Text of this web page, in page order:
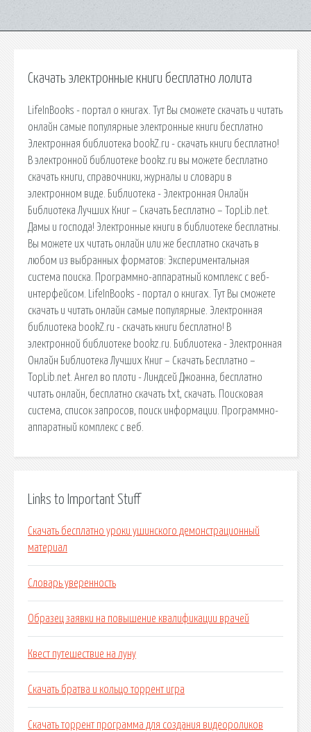
Скачать электронные книги бесплатно лолита
LifeInBooks - портал о книгах. Тут Вы сможете скачать и читать
онлайн самые популярные электронные книги бесплатно
Электронная библиотека bookZ.ru - скачать книги бесплатно!
В электронной библиотеке bookz.ru вы можете бесплатно
скачать книги, справочники, журналы и словари в
электронном виде. Библиотека - Электронная Онлайн
Библиотека Лучших Книг – Скачать Бесплатно – TopLib.net.
Дамы и господа! Электронные книги в библиотеке бесплатны.
Вы можете их читать онлайн или же бесплатно скачать в
любом из выбранных форматов: Экспериментальная
система поиска. Программно-аппаратный комплекс с веб-
интерфейсом. LifeInBooks - портал о книгах. Тут Вы сможете
скачать и читать онлайн самые популярные. Электронная
библиотека bookZ.ru - скачать книги бесплатно! В
электронной библиотеке bookz.ru. Библиотека - Электронная
Онлайн Библиотека Лучших Книг – Скачать Бесплатно –
TopLib.net. Ангел во плоти - Линдсей Джоанна, бесплатно
читать онлайн, бесплатно скачать txt, скачать. Поисковая
сиcтема, список запросов, поиск информации. Программно-
аппаратный комплекс с веб.
Links to Important Stuff
Скачать бесплатно уроки ушинского демонстрационный
материал
Словарь уверенность
Образец заявки на повышение квалификации врачей
Квест путешествие на луну
Скачать братва и кольцо торрент игра
Скачать торрент программа для создания видеороликов